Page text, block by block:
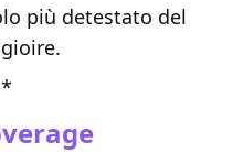
più detestato del